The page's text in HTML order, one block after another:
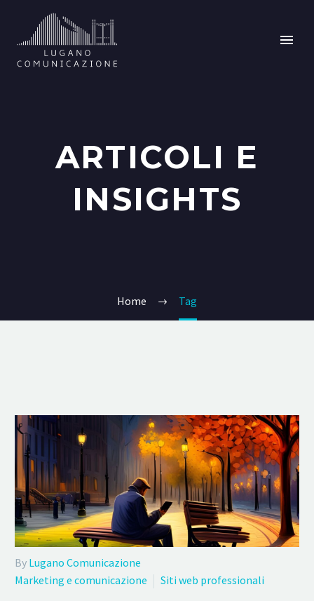
ARTICOLI E
INSIGHTS
Home Tag
By Lugano Comunicazione
Marketing e comunicazione
Siti web professionali